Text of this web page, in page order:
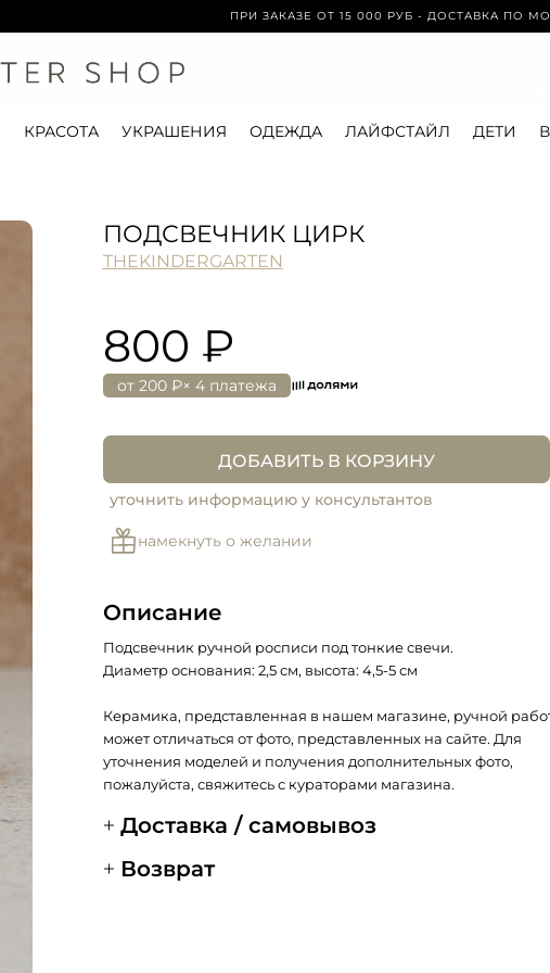
ПРИ ЗАКАЗЕ ОТ 15 000 РУБ - ДОСТАВКА ПО МОСКВЕ
КРАСОТА УКРАШЕНИЯ ОДЕЖДА ЛАЙФСТАЙЛ ДЕТИ
ПОДСВЕЧНИК ЦИРК
THEKINDERGARTEN
800 ₽
от 200 ₽× 4 платежа
ДОБАВИТЬ В КОРЗИНУ
уточнить информацию у консультантов
намекнуть о желании
Описание
Подсвечник ручной росписи под тонкие свечи.
Диаметр основания: 2,5 см, высота: 4,5-5 см
Керамика, представленная в нашем магазине, ручной
может отличаться от фото, представленных на сайте. Для
уточнения моделей и получения дополнительных фото,
пожалуйста, свяжитесь с кураторами магазина.
Доставка / самовывоз
Возврат